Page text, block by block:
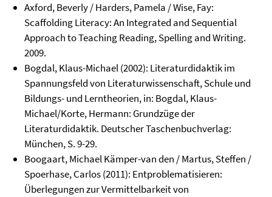
Axford, Beverly / Harders, Pamela / Wise, Fay:
Scaffolding Literacy: An Integrated and Sequential
Approach to Teaching Reading, Spelling and Writing.
2009.
Bogdal, Klaus-Michael (2002): Literaturdidaktik im
Spannungsfeld von Literaturwissenschaft, Schule und
Bildungs- und Lerntheorien, in: Bogdal, Klaus-
Michael/Korte, Hermann: Grundzüge der
Literaturdidaktik. Deutscher Taschenbuchverlag:
München, S. 9-29.
Boogaart, Michael Kämper-van den / Martus, Steffen /
Spoerhase, Carlos (2011): Entproblematisieren:
Überlegungen zur Vermittelbarkeit von